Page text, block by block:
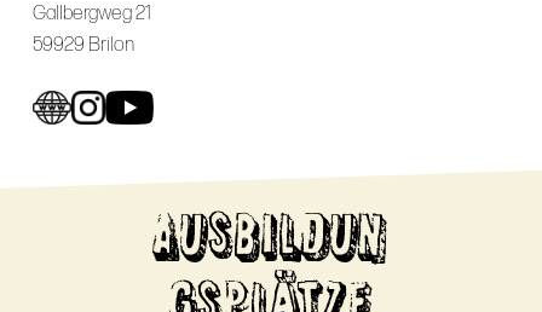
Gallbergweg 21
59929 Brilon
AUSBILDUN